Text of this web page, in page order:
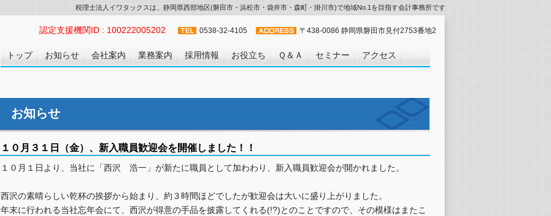
税理士法人イワタックスは、静岡県西部地区(磐田市・浜松市・袋井市・森町・掛川市)で地域No.1を目指す会計事務所です
認定支援機関ID : 100222005202 0538-32-4105 〒438-0086 静岡県磐田市見付2753番地2
お知らせ
１０月３１日（金）、新入職員歓迎会を開催しました！！
１０月１日より、当社に「西沢 浩一」が新たに職員として加わわり、新入職員歓迎会が開かれました。
西沢の素晴らしい乾杯の挨拶から始まり、約３時間ほどでしたが歓迎会は大いに盛り上がりました。
年末に行われる当社忘年会にて、西沢が得意の手品を披露してくれる(!?)とのことですので、その模様はまたこ
トップ お知らせ 会社案内 業務案内 採用情報 お役立ち Ｑ＆Ａ セミナー アクセス